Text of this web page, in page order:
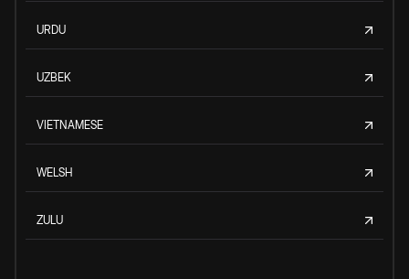
URDU
UZBEK
VIETNAMESE
WELSH
ZULU